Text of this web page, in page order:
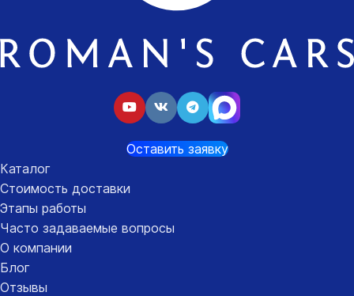
Оставить заявку
Каталог
Стоимость доставки
Этапы работы
Часто задаваемые вопросы
О компании
Блог
Отзывы